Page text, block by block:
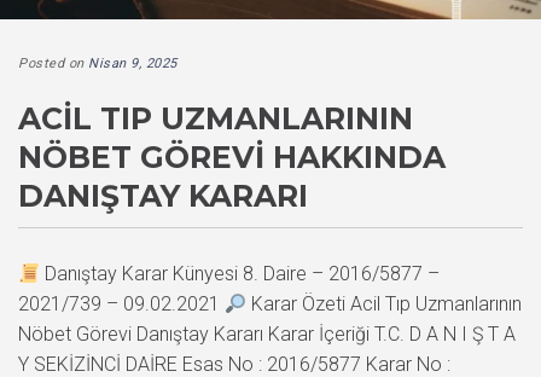
Posted on Nisan 9, 2025
ACIL TIP UZMANLARININ
NÖBET GÖREVI HAKKINDA
DANIŞTAY KARARI
Danıştay Karar Künyesi 8. Daire – 2016/5877 –
2021/739 – 09.02.2021
Karar Özeti Acil Tıp Uzmanlarının
Nöbet Görevi Danıştay Kararı Karar İçeriği T.C. D A N I Ş T A
Y SEKİZİNCİ DAİRE Esas No : 2016/5877 Karar No :